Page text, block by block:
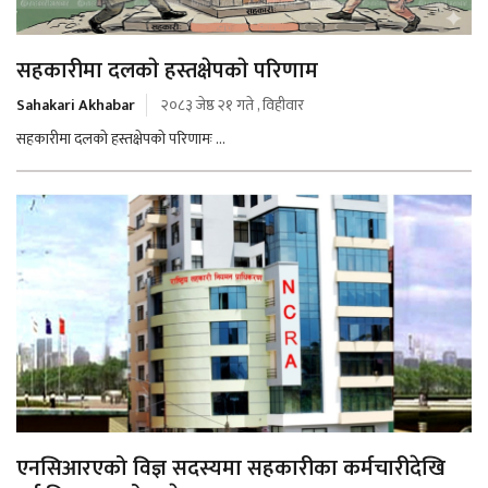
सहकारीमा दलकाे हस्तक्षेपकाे परिणाम
Sahakari Akhabar
२०८३ जेष्ठ २१ गते , विहीवार
सहकारीमा दलकाे हस्तक्षेपकाे परिणामः ...
एनसिआरएको विज्ञ सदस्यमा सहकारीका कर्मचारीदेखि